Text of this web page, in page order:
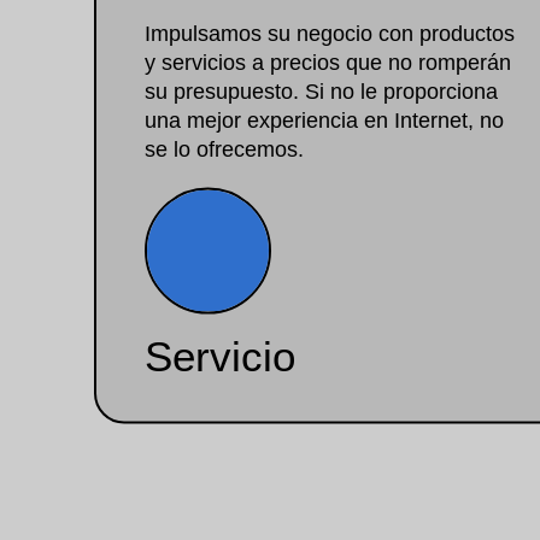
Impulsamos su negocio con productos
y servicios a precios que no romperán
su presupuesto. Si no le proporciona
una mejor experiencia en Internet, no
se lo ofrecemos.
Servicio